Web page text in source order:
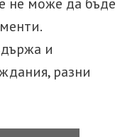
и
разни